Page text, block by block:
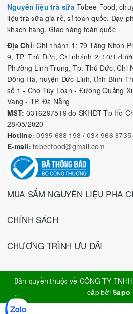
Nguyên liệu trà sữa Tobee Food,
liệu trà sữa giá rẻ, sỉ toàn quốc. Dạy
khách hàng, Giao hàng toàn quốc
Địa Chỉ: Chi nhánh 1: 79 Tăng Nhơn
9, TP. Thủ Đức, Chi nhánh 2: 10/1
Phường Linh Trung, Tp. Thủ Đức, Chi
Đông Hà, huyện Đức Linh, tỉnh Bình
số 1 - Chợ Túy Loan - Đường Quảng
Vang - TP. Đà Nẵng
MST: 0316297519 do SKHDT Tp Hồ
28/05/2020
Hotline: 0935 688 198 / 034 966 3735
E-mail: tobeefood@gmail.com
MUA SẮM NGUYÊN LIỆU PHA
CHÍNH SÁCH
CHƯƠNG TRÌNH ƯU ĐÃI
Bản quyền thuộc về CÔNG TY
cấp bởi Sapo